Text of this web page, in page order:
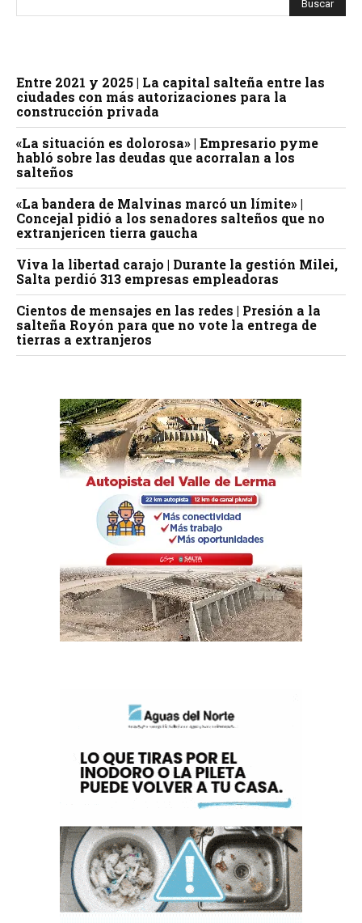
Entre 2021 y 2025 | La capital salteña entre las
ciudades con más autorizaciones para la
construcción privada
«La situación es dolorosa» | Empresario pyme
habló sobre las deudas que acorralan a los
salteños
«La bandera de Malvinas marcó un límite» |
Concejal pidió a los senadores salteños que no
extranjericen tierra gaucha
Viva la libertad carajo | Durante la gestión Milei,
Salta perdió 313 empresas empleadoras
Cientos de mensajes en las redes | Presión a la
salteña Royón para que no vote la entrega de
tierras a extranjeros